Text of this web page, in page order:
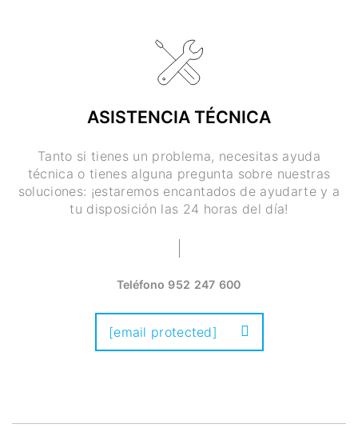
ASISTENCIA TÉCNICA
Tanto si tienes un problema, necesitas ayuda
técnica o tienes alguna pregunta sobre nuestras
soluciones: ¡estaremos encantados de ayudarte y a
tu disposición las 24 horas del día!
Teléfono 952 247 600
[email protected]